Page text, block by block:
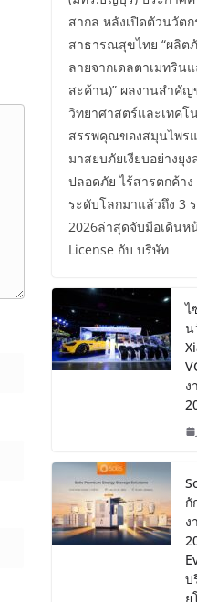
สากล หลังเปิดตัวนวัต
สาธารณสุขไทย “ผลิ
ลายจากเดลตาเมทริน
สะค้าน)” ผลงานสำคั
วิทยาศาสตร์และเทคโ
สรรพคุณของสมุนไพร
มาสยบภัยเงียบอย่างยุ
ปลอดภัย ไร้สารตกค้าง
ระดับโลกมาแล้วถึง 3
2026ล่าสุดจับมือเดิน
License กับ บริษัท
ไ
น
ง
กั
ง
บ
ยุ